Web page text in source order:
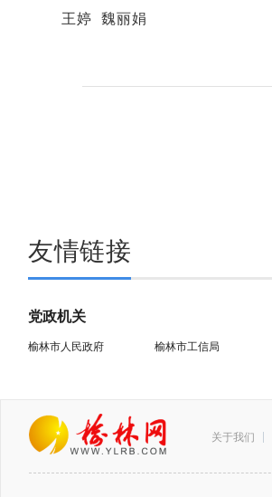
王婷 魏丽娟
友情链接
党政机关
榆林市人民政府 榆林市工信局
关于我们